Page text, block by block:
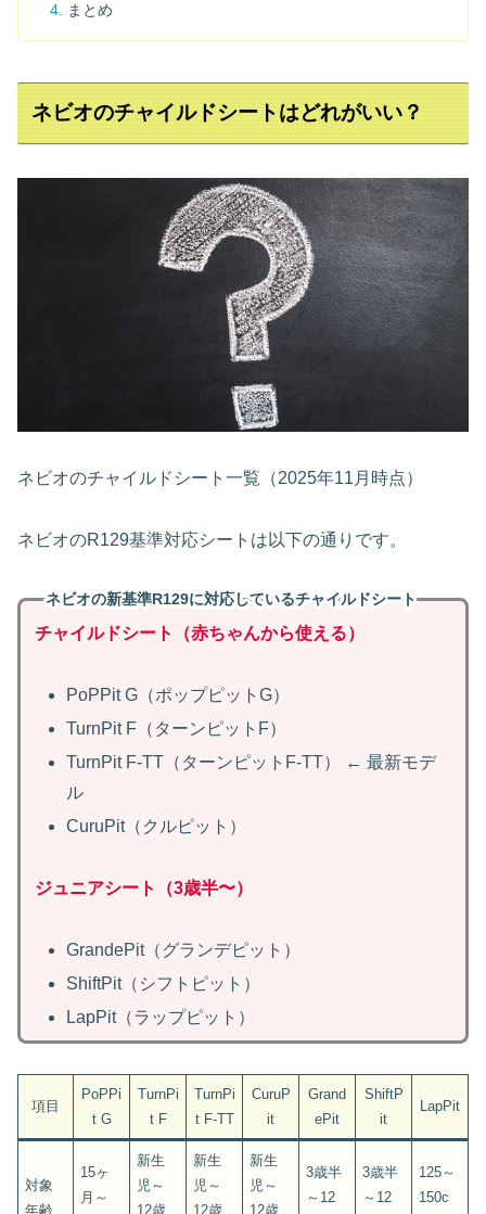
まとめ
ネビオのチャイルドシートはどれがいい？
ネビオのチャイルドシート一覧（2025年11月時点）
ネビオのR129基準対応シートは以下の通りです。
ネビオの新基準R129に対応しているチャイルドシート
チャイルドシート（赤ちゃんから使える）
PoPPit G（ポップピットG）
TurnPit F（ターンピットF）
TurnPit F‑TT（ターンピットF‑TT） ← 最新モデ
ル
CuruPit（クルピット）
ジュニアシート（3歳半〜）
GrandePit（グランデピット）
ShiftPit（シフトピット）
LapPit（ラップピット）
項目
PoPPi
t G
TurnPi
t F
TurnPi
t F‑TT
CuruP
it
Grand
ePit
ShiftP
it
LapPit
対象
年齢
15ヶ
月～
新生
児～
12歳
新生
児～
12歳
新生
児～
12歳
3歳半
～12
3歳半
～12
125～
150c